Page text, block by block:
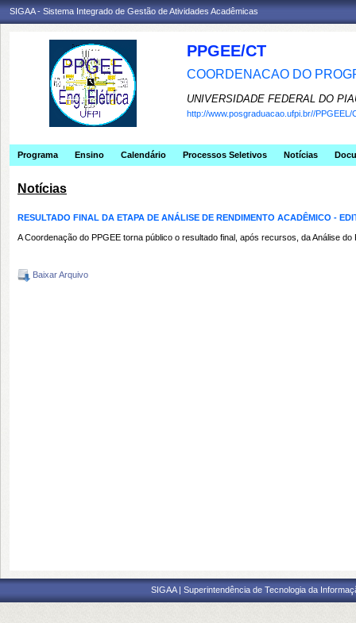
SIGAA - Sistema Integrado de Gestão de Atividades Acadêmicas
PPGEE/CT
COORDENACAO DO
UNIVERSIDADE FEDERAL DO
http://www.posgraduacao.ufpi.br//PPGEEL/
Programa Ensino Calendário Processos Seletivos Notícias
Notícias
RESULTADO FINAL DA ETAPA DE ANÁLISE DE RENDIMENTO ACADÊMICO -
A Coordenação do PPGEE torna público o resultado final, após recursos, da Análise
Baixar Arquivo
SIGAA | Superintendência de Tecnologia da